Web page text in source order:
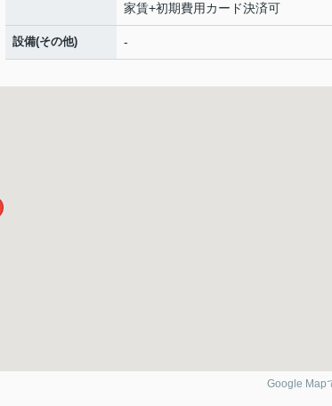
家賃+初期費用カード決済可
設備(その他) -
Google Map